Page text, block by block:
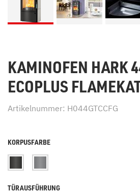
KAMINOFEN HARK
ECOPLUS
Artikelnummer: H044GTCCFG
KORPUSFARBE
TÜRAUSFÜHRUNG